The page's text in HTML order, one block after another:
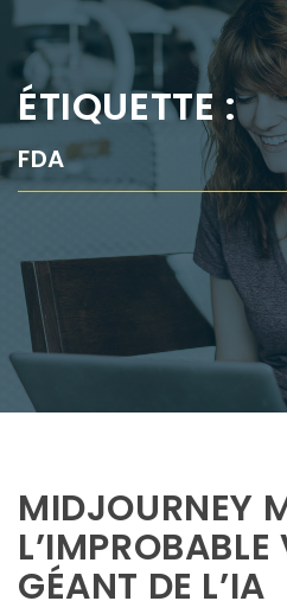
ÉTIQUETTE :
FDA
MIDJOURNEY
GÉANT DE L’IA